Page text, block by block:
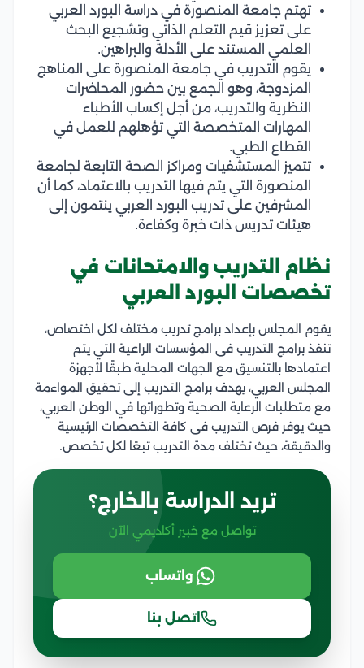
تهتم جامعة المنصورة في دراسة البورد العربي
على تعزيز قيم التعلم الذاتي وتشجيع البحث
العلمي المستند على الأدلة والبراهين.
يقوم التدريب في جامعة المنصورة على المناهج
المزدوجة، وهو الجمع بين حضور المحاضرات
النظرية والتدريب، من أجل إكساب الأطباء
المهارات المتخصصة التي تؤهلهم للعمل في
القطاع الطبي.
تتميز المستشفيات ومراكز الصحة التابعة لجامعة
المنصورة التي يتم فيها التدريب بالاعتماد، كما أن
المشرفين على تدريب البورد العربي ينتمون إلى
هيئات تدريس ذات خبرة وكفاءة.
نظام التدريب والامتحانات في
تخصصات البورد العربي
يقوم المجلس بإعداد برامج تدريب مختلف لكل اختصاص،
تنفذ برامج التدريب فى المؤسسات الراعية التي يتم
اعتمادها بالتنسيق مع الجهات المحلية طبقًا لأجهزة
المجلس العربي، يهدف برامج التدريب إلى تحقيق المواءمة
مع متطلبات الرعاية الصحية وتطوراتها في الوطن العربي،
حيث يوفر فرص التدريب فى كافة التخصصات الرئيسية
والدقيقة، حيث تختلف مدة التدريب تبعًا لكل تخصص.
تريد الدراسة بالخارج؟
تواصل مع خبير أكاديمي الآن
واتساب
اتصل بنا